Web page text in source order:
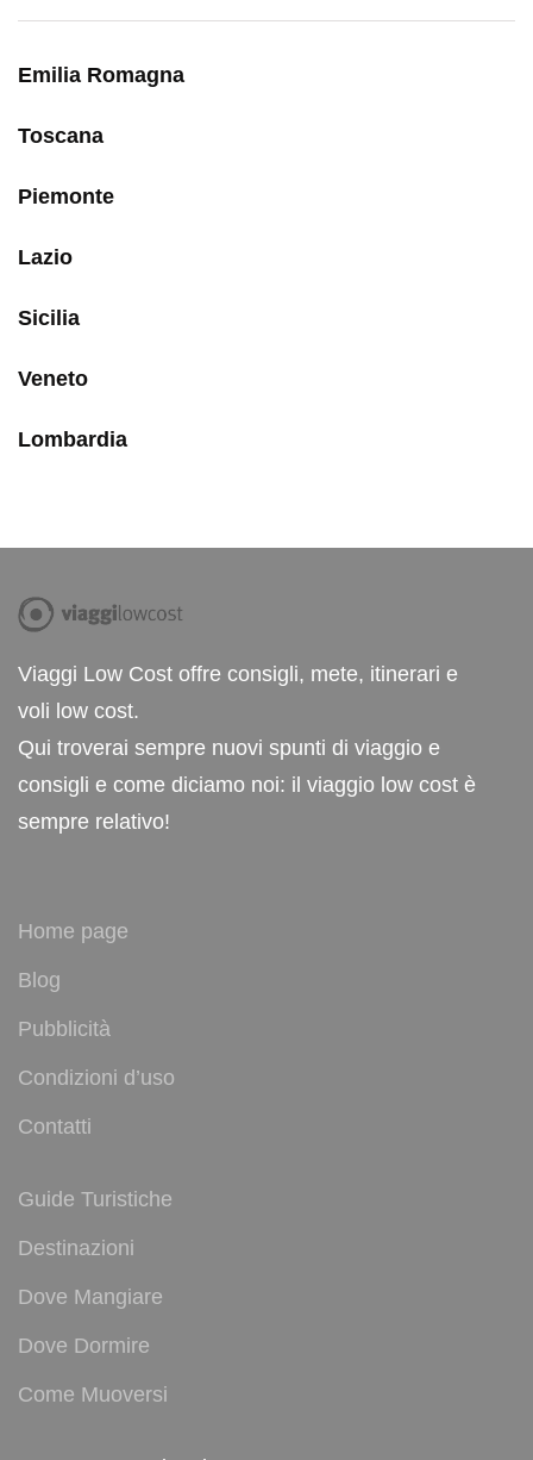
Emilia Romagna
Toscana
Piemonte
Lazio
Sicilia
Veneto
Lombardia
Viaggi Low Cost offre consigli, mete, itinerari e
voli low cost.
Qui troverai sempre nuovi spunti di viaggio e
consigli e come diciamo noi: il viaggio low cost è
sempre relativo!
Home page
Blog
Pubblicità
Condizioni d’uso
Contatti
Guide Turistiche
Destinazioni
Dove Mangiare
Dove Dormire
Come Muoversi